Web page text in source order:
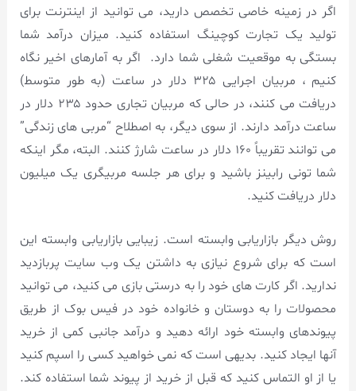
اگر در زمینه خاصی تخصص دارید، می توانید از اینترنت برای
تولید یک تجارت کوچینگ استفاده کنید. میزان درآمد شما
بستگی به موقعیت شغلی شما دارد. اگر به آمارهای اخیر نگاه
کنیم ، مربیان اجرایی ۳۲۵ دلار در ساعت (به طور متوسط)
دریافت می کنند، در حالی که مربیان تجاری حدود ۲۳۵ دلار در
ساعت درآمد دارند. از سوی دیگر، به اصطلاح “مربی های زندگی”
می توانند تقریباً ۱۶۰ دلار در ساعت شارژ کنند. البته، مگر اینکه
شما تونی رابینز باشید و برای هر جلسه مربیگری یک میلیون
دلار دریافت کنید.
روش دیگر بازاریابی وابسته است. زیبایی بازاریابی وابسته این
است که برای شروع نیازی به داشتن یک وب سایت پربازدید
ندارید. اگر کارت های خود را به درستی بازی می کنید، می توانید
محصولات را به دوستان و خانواده خود در فیس بوک از طریق
پیوندهای وابسته خود ارائه دهید و درآمد جانبی کمی از خرید
آنها ایجاد کنید. بدیهی است که نمی خواهید کسی را اسپم کنید
یا از او التماس کنید که قبل از خرید از پیوند شما استفاده کند.